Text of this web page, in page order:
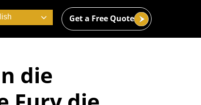
Get a Free Quote
die